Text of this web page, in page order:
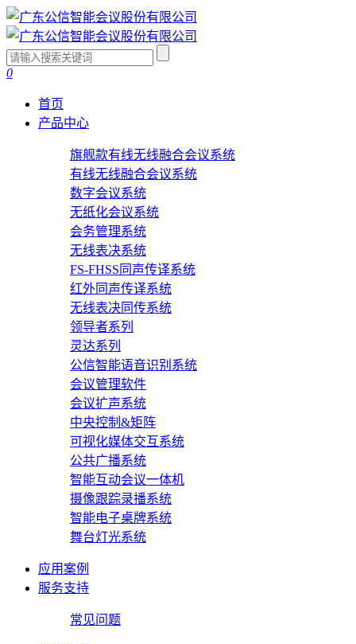
0
首页
产品中心
旗舰款有线无线融合会议系统
有线无线融合会议系统
数字会议系统
无纸化会议系统
会务管理系统
无线表决系统
FS-FHSS同声传译系统
红外同声传译系统
无线表决同传系统
领导者系列
灵达系列
公信智能语音识别系统
会议管理软件
会议扩声系统
中央控制&矩阵
可视化媒体交互系统
公共广播系统
智能互动会议一体机
摄像跟踪录播系统
智能电子桌牌系统
舞台灯光系统
应用案例
服务支持
常见问题